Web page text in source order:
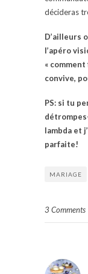
décideras
D’ailleurs
l’apéro
«
convive,
PS: si tu
lambda et
parfaite!
MARIAGE
3 Comments